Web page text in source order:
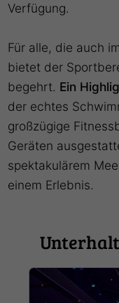
Verfügung.
Für alle, die auch
bietet der
begehrt. Ein
der echtes
großzügige
Geräten
spektakulärem
einem Erlebnis.